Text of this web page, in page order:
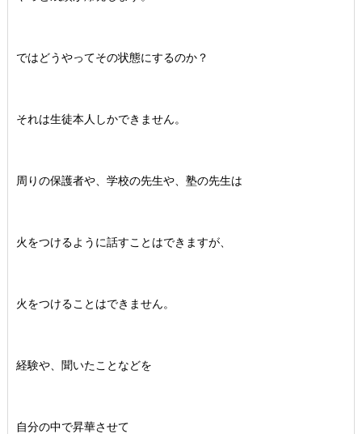
ではどうやってその状態にするのか？
それは生徒本人しかできません。
周りの保護者や、学校の先生や、塾の先生は
火をつけるように話すことはできますが、
火をつけることはできません。
経験や、聞いたことなどを
自分の中で昇華させて